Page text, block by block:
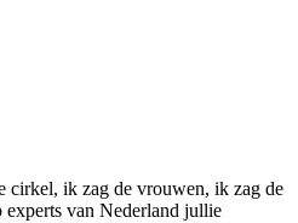
cirkel, ik zag de vrouwen, ik zag de
experts van Nederland jullie